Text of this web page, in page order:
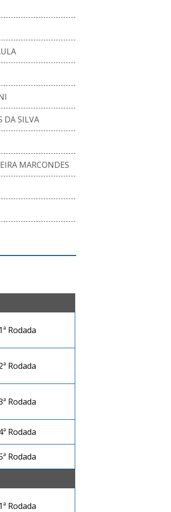
DA SILVA
MARCONDES
1ª Rodada
Rodada
Rodada
Rodada
Rodada
1ª Rodada